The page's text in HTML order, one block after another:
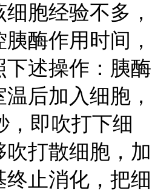
胞经验不多，
酶作用时间，
下述操作：胰酶
后加入细胞，
，即吹打下细
吹打散细胞，加
终止消化，把细